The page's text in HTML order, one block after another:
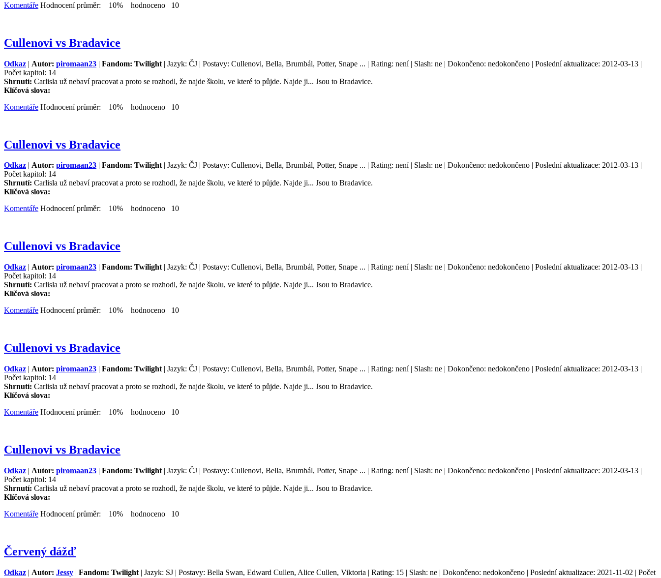
Komentáře Hodnocení průměr: 10% hodnoceno 10
Cullenovi vs Bradavice
Odkaz | Autor: piromaan23 | Fandom: Twilight | Jazyk: ČJ | Postavy: Cullenovi, Bella, Brumbál, Potter, Snape ... | Rating: není | Slash: ne | Dokončeno: nedokončeno | Poslední aktualizace: 2012-03-13 |
Počet kapitol: 14
Shrnutí: Carlisla už nebaví pracovat a proto se rozhodl, že najde školu, ve které to půjde. Najde ji... Jsou to Bradavice.
Klíčová slova:
Komentáře Hodnocení průměr: 10% hodnoceno 10
Cullenovi vs Bradavice
Odkaz | Autor: piromaan23 | Fandom: Twilight| Jazyk: ČJ | Postavy: Cullenovi, Bella, Brumbál, Potter, Snape ... | Rating: není | Slash: ne | Dokončeno: nedokončeno | Poslední aktualizace: 2012-03-13 |
Počet kapitol: 14
Shrnutí: Carlisla už nebaví pracovat a proto se rozhodl, že najde školu, ve které to půjde. Najde ji... Jsou to Bradavice.
Klíčová slova:
Komentáře Hodnocení průměr: 10% hodnoceno 10
Cullenovi vs Bradavice
Odkaz | Autor: piromaan23 | Fandom: Twilight | Jazyk: ČJ | Postavy: Cullenovi, Bella, Brumbál, Potter, Snape ... | Rating: není | Slash: ne | Dokončeno: nedokončeno | Poslední aktualizace: 2012-03-13 |
Počet kapitol: 14
Shrnutí: Carlisla už nebaví pracovat a proto se rozhodl, že najde školu, ve které to půjde. Najde ji... Jsou to Bradavice.
Klíčová slova:
Komentáře Hodnocení průměr: 10% hodnoceno 10
Cullenovi vs Bradavice
Odkaz | Autor: piromaan23 | Fandom: Twilight | Jazyk: ČJ | Postavy: Cullenovi, Bella, Brumbál, Potter, Snape ... | Rating: není | Slash: ne | Dokončeno: nedokončeno | Poslední aktualizace: 2012-03-13 |
Počet kapitol: 14
Shrnutí: Carlisla už nebaví pracovat a proto se rozhodl, že najde školu, ve které to půjde. Najde ji... Jsou to Bradavice.
Klíčová slova:
Komentáře Hodnocení průměr: 10% hodnoceno 10
Cullenovi vs Bradavice
Odkaz | Autor: piromaan23 | Fandom: Twilight | Jazyk: ČJ | Postavy: Cullenovi, Bella, Brumbál, Potter, Snape ... | Rating: není | Slash: ne | Dokončeno: nedokončeno | Poslední aktualizace: 2012-03-13 |
Počet kapitol: 14
Shrnutí: Carlisla už nebaví pracovat a proto se rozhodl, že najde školu, ve které to půjde. Najde ji... Jsou to Bradavice.
Klíčová slova:
Komentáře Hodnocení průměr: 10% hodnoceno 10
Červený dážď
Odkaz | Autor: Jessy | Fandom: Twilight | Jazyk: SJ | Postavy: Bella Swan, Edward Cullen, Alice Cullen, Viktoria | Rating: 15 | Slash: ne | Dokončeno: nedokončeno | Poslední aktualizace: 2021-11-02 | Počet